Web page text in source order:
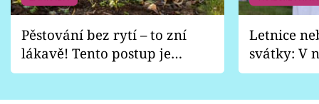
Pěstování bez rytí – to zní
lákavě! Tento postup je
vhodný jen pro některé
Letnice
svátky: V
pondělí